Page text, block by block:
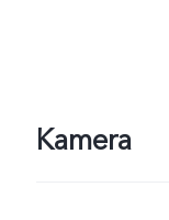
Kamera